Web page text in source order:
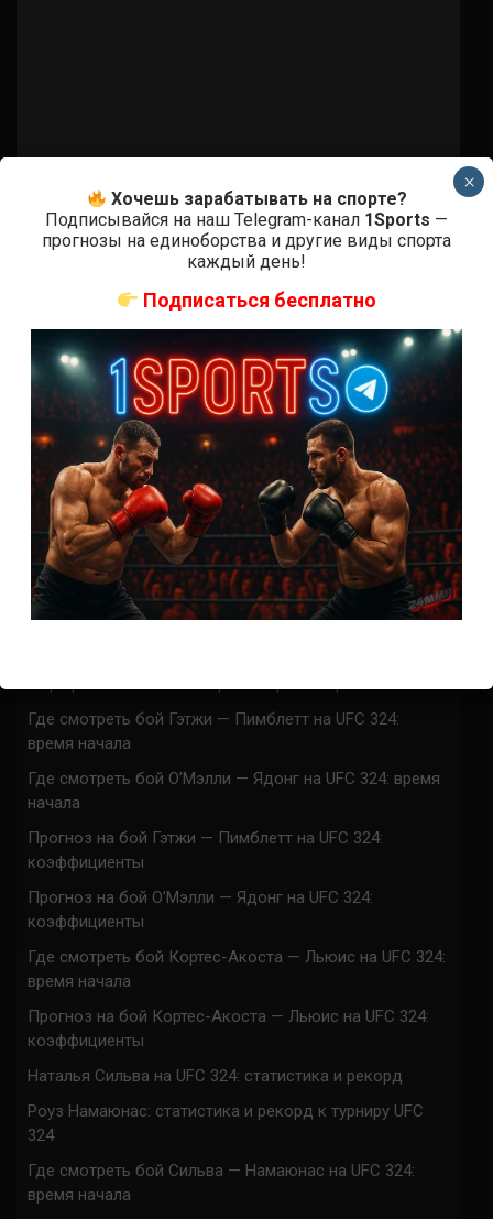
Рэнди Кутюр — Рикко Родригес
8 лет тому назад Решит Сабитов
(далее…)
СВЕЖИЕ ЗАПИСИ
ACA 200 прямая трансляция
Марафон боев UFC 325 прямая трансляция
Где смотреть бой Гэтжи — Пимблетт на UFC 324:
время начала
Где смотреть бой О’Мэлли — Ядонг на UFC 324: время
начала
Прогноз на бой Гэтжи — Пимблетт на UFC 324:
коэффициенты
Прогноз на бой О’Мэлли — Ядонг на UFC 324:
коэффициенты
Где смотреть бой Кортес-Акоста — Льюис на UFC 324:
время начала
Прогноз на бой Кортес-Акоста — Льюис на UFC 324:
коэффициенты
Наталья Сильва на UFC 324: статистика и рекорд
Роуз Намаюнас: статистика и рекорд к турниру UFC
324
Где смотреть бой Сильва — Намаюнас на UFC 324:
время начала
Хочешь зарабатывать на спорте?
Подписывайся на наш Telegram-канал 1Sports —
прогнозы на единоборства и другие виды спорта
каждый день!
Подписаться бесплатно
×